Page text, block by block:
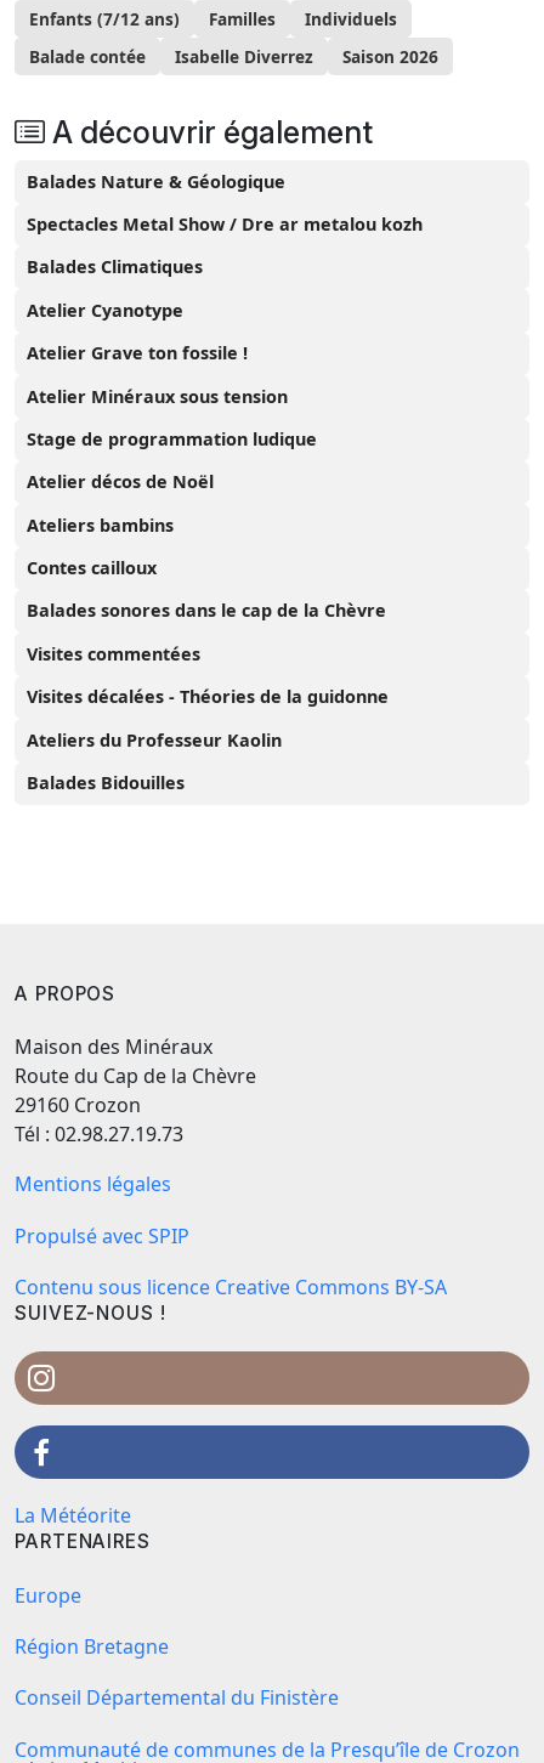
Enfants (7/12 ans) Familles
Individuels
Balade contée
Isabelle Diverrez Saison 2026
A découvrir également
Balades Nature & Géologique
Spectacles Metal Show / Dre ar metalou kozh
Balades Climatiques
Atelier Cyanotype
Atelier Grave ton fossile !
Atelier Minéraux sous tension
Stage de programmation ludique
Atelier décos de Noël
Ateliers bambins
Contes cailloux
Balades sonores dans le cap de la Chèvre
Visites commentées
Visites décalées - Théories de la guidonne
Ateliers du Professeur Kaolin
Balades Bidouilles
A PROPOS
Maison des Minéraux
Route du Cap de la Chèvre
29160 Crozon
Tél : 02.98.27.19.73
Mentions légales
Propulsé avec SPIP
Contenu sous licence Creative Commons BY-SA
SUIVEZ-NOUS !
La Météorite
PARTENAIRES
Europe
Région Bretagne
Conseil Départemental du Finistère
Communauté de communes de la Presqu’île de Crozon